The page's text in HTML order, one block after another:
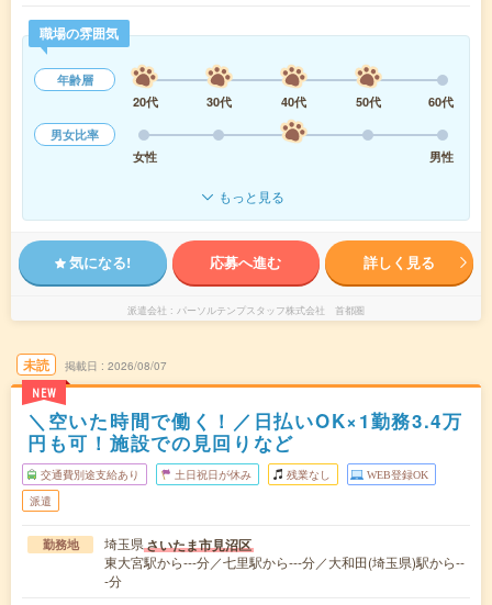
職場の雰囲気
年齢層
20代
30代 40代 50代
60代
男女比率
女性
男性
もっと見る
気になる! 応募へ進む 詳しく見る
派遣会社 パーソルテンプスタッフ株式会社 首都圏
未読
NEW
掲載日 2026/08/07
＼空いた時間で働く！／日払いOK×1勤務3.4万
円も可！施設での見回りなど
交通費別途支給あり 土日祝日が休み 残業なし WEB登録OK
派遣
勤務地 埼玉県さいたま市見沼区
東大宮駅から---分／七里駅から---分／大和田(埼玉県)駅から--
-分